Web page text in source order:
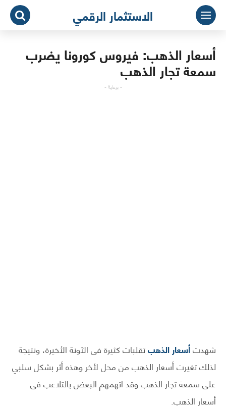
التجاوز
المحتوى
الاستثمار الرقمي
أسعار الذهب: فيروس كورونا يضرب
سمعة تجار الذهب
- برعاية -
شهدتأسعار الذهبتقلبات كثيرة فى الآونة الأخيرة، ونتيجة
لذلك تغيرت أسعار الذهب من محل لأخر وهذه أثر بشكل سلبي
على سمعة تجار الذهب وقد اتهمهم البعض بالتلاعب فى
أسعار الذهب.